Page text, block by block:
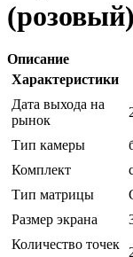
(розовый)
Описание
Характеристики
Дата выхода на
рынок
Тип камеры
Комплект
Тип матрицы
Размер экрана
Количество точек